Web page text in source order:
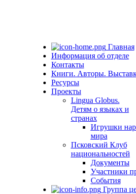
Главная
Информация об отделе
Контакты
Книги. Авторы.
Ресурсы
Проекты
Lingua Globus.
Детям о языках и
странах
Игрушки
мира
Псковский Клуб
национальностей
Документы
Участники
События
Группа